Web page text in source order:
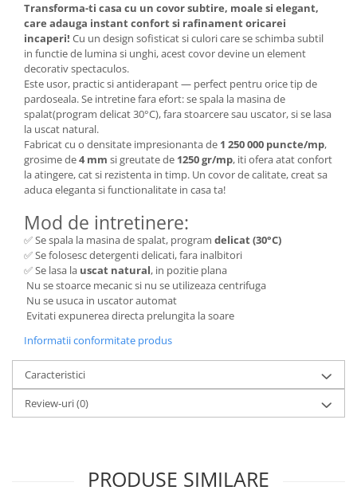
Transforma-ti casa cu un covor subtire, moale si elegant,
care adauga instant confort si rafinament oricarei
incaperi! Cu un design sofisticat si culori care se schimba subtil
in functie de lumina si unghi, acest covor devine un element
decorativ spectaculos.
Este usor, practic si antiderapant — perfect pentru orice tip de
pardoseala. Se intretine fara efort: se spala la masina de
spalat(program delicat 30°C), fara stoarcere sau uscator, si se lasa
la uscat natural.
Fabricat cu o densitate impresionanta de 1 250 000 puncte/mp,
grosime de4 mm si greutate de 1250 gr/mp, iti ofera atat confort
la atingere, cat si rezistenta in timp. Un covor de calitate, creat sa
aduca eleganta si functionalitate in casa ta!
Mod de intretinere:
✅ Se spala la masina de spalat, program delicat (30°C)
✅ Se folosesc detergenti delicati, fara inalbitori
✅ Se lasa la uscat natural, in pozitie plana
Nu se stoarce mecanic si nu se utilizeaza centrifuga
Nu se usuca in uscator automat
Evitati expunerea directa prelungita la soare
Informatii conformitate produs
Caracteristici
Review-uri(0)
PRODUSE SIMILARE